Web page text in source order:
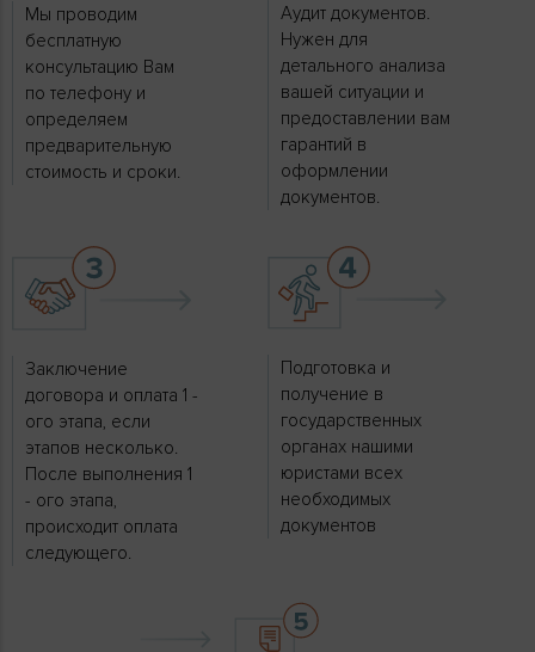
Мы проводим
бесплатную
консультацию Вам
по телефону и
определяем
предварительную
стоимость и сроки.
Аудит документов.
Нужен для
детального анализа
вашей ситуации и
предоставлении вам
гарантий в
оформлении
документов.
Заключение
договора и оплата 1 -
ого этапа, если
этапов несколько.
После выполнения 1
- ого этапа,
происходит оплата
следующего.
Подготовка и
получение в
государственных
органах нашими
юристами всех
необходимых
документов